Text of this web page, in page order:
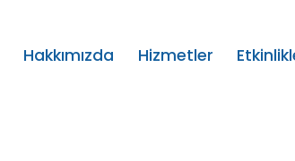
Hakkımızda Hizmetler